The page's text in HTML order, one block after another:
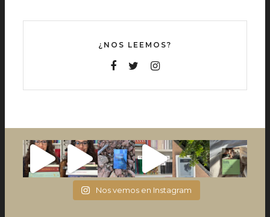
¿NOS LEEMOS?
Nos vemos en Instagram